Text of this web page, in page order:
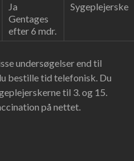
Ja
Gentages
efter 6 mdr.
Sygeplejerske
undersøgelser end til
bestille tid telefonisk. Du
til 3. og 15.
på nettet.